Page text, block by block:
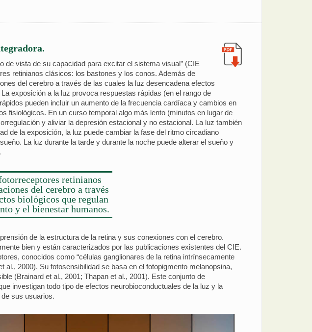
de vista de su capacidad para excitar el sistema visual” (CIE
retinianos clásicos: los bastones y los conos. Además de
del cerebro a través de las cuales la luz desencadena efectos
exposición a la luz provoca respuestas rápidas (en el rango de
pueden incluir un aumento de la frecuencia cardíaca y cambios en
fisiológicos. En un curso temporal algo más lento (minutos en lugar de
y aliviar la depresión estacional y no estacional. La luz también
de la exposición, la luz puede cambiar la fase del ritmo circadiano
La luz durante la tarde y durante la noche puede alterar el sueño y
retinianos
del cerebro a través
biológicos que regulan
y el bienestar humanos.
de la estructura de la retina y sus conexiones con el cerebro.
bien y están caracterizados por las publicaciones existentes del CIE.
conocidos como “células ganglionares de la retina intrínsecamente
2000). Su fotosensibilidad se basa en el fotopigmento melanopsina,
(Brainard et al., 2001; Thapan et al., 2001). Este conjunto de
investigan todo tipo de efectos neurobioconductuales de la luz y la
sus usuarios.